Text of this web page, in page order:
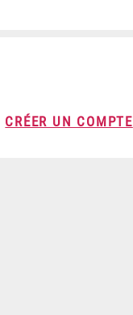
CRÉER UN COMPTE